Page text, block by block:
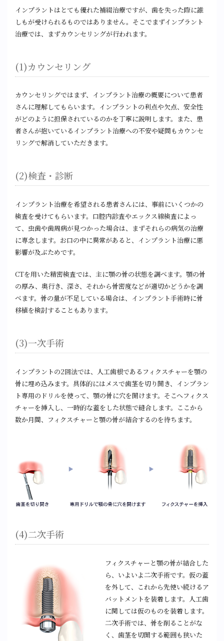
インプラントはとても優れた補綴治療ですが、歯を失った際に誰
しもが受けられるものではありません。そこでまずインプラント
治療では、まずカウンセリングが行われます。
(1)カウンセリング
カウンセリングではまず、インプラント治療の概要について患者
さんに理解してもらいます。インプラントの利点や欠点、安全性
がどのように担保されているのかを丁寧に説明します。また、患
者さんが抱いているインプラント治療への不安や疑問もカウンセ
リングで解消していただきます。
(2)検査・診断
インプラント治療を希望される患者さんには、事前にいくつかの
検査を受けてもらいます。口腔内診査やエックス線検査によっ
て、虫歯や歯周病が見つかった場合は、まずそれらの病気の治療
に専念します。お口の中に異常があると、インプラント治療に悪
影響が及ぶためです。
CTを用いた精密検査では、主に顎の骨の状態を調べます。顎の骨
の厚み、奥行き、深さ、それから骨密度などが適切かどうかを調
べます。骨の量が不足している場合は、インプラント手術時に骨
移植を検討することもあります。
(3)一次手術
インプラントの2回法では、人工歯根であるフィクスチャーを顎の
骨に埋め込みます。具体的にはメスで歯茎を切り開き、インプラン
ト専用のドリルを使って、顎の骨に穴を開けます。そこへフィクス
チャーを挿入し、一時的な蓋をした状態で縫合します。ここから
数か月間、フィクスチャーと顎の骨が結合するのを待ちます。
(4)二次手術
フィクスチャーと顎の骨が結合した
ら、いよいよ二次手術です。仮の蓋
を外して、これから先使い続けるア
バットメントを装着します。人工歯
に関しては仮のものを装着します。
二次手術では、骨を削ることがな
く、歯茎を切開する範囲も狭いた